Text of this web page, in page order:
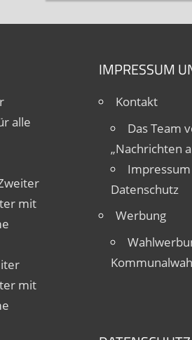
alle
mit
mit
IMPRESSUM
Kontakt
Das Team
„Nachrichten
Datenschutz
Werbung